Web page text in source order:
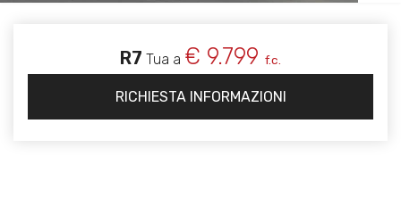
R7 Tua a € 9.799 f.c.
RICHIESTA INFORMAZIONI